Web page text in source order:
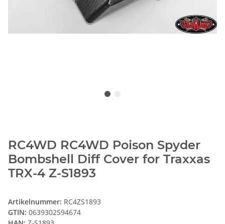
RC4WD RC4WD Poison Spyder
Bombshell Diff Cover for Traxxas
TRX-4 Z-S1893
Artikelnummer: RC4ZS1893
GTIN: 0639302594674